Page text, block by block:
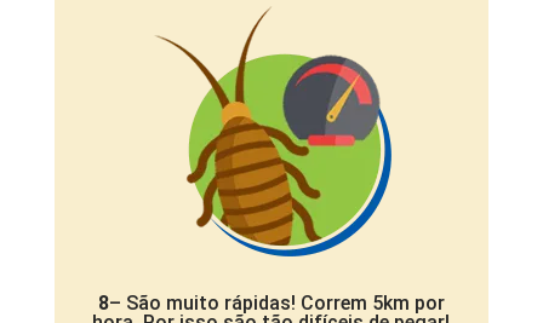
8– São muito rápidas! Correm 5km por